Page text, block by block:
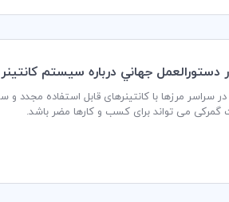
در سراسر مرزها با کانتینرهای قابل استفاده
گمرکی می تواند برای کسب و‌ کارها ‌مضر‌ باشد.